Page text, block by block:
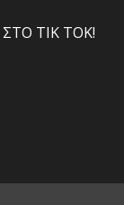
ΣΤΟ ΤΙΚ ΤΟΚ!